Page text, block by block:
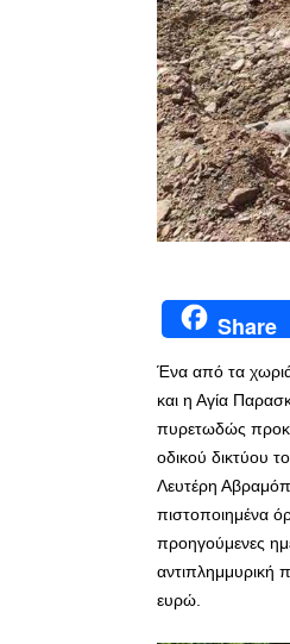
Share
Ένα από τα
και η Αγία
πυρετωδώς
οδικού δικτύου
Λευτέρη
πιστοποιημένα
προηγούμενες
αντιπλημμυρική
ευρώ.